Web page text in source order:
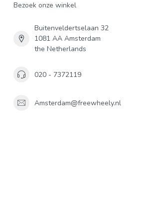
Bezoek onze winkel
Buitenveldertselaan 32
1081 AA Amsterdam
the Netherlands
020 - 7372119
Amsterdam@freewheely.nl